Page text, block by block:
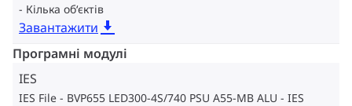
Кілька об‘єктів
Завантажити
Програмні модулі
IES
IES File - BVP655 LED300-4S/740 PSU A55-MB ALU IES